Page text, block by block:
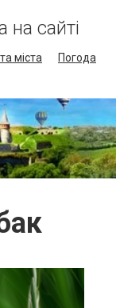
на сайті
міста
Погода